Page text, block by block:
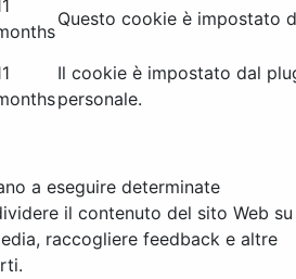
Questo cookie è impostato
Il cookie è impostato dal
personale.
a eseguire determinate
il contenuto del sito Web su
raccogliere feedback e altre